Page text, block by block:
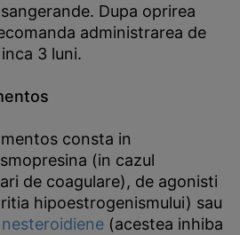
Dupa oprirea
administrarea de
3 luni.
consta in
(in cazul
de coagulare), de agonisti
hipoestrogenismului) sau
(acestea inhiba